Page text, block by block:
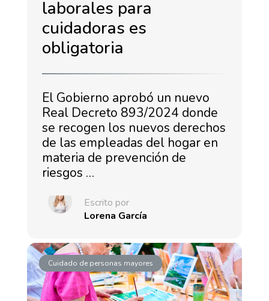
laborales para
cuidadoras es
obligatoria
El Gobierno aprobó un nuevo
Real Decreto 893/2024 donde
se recogen los nuevos derechos
de las empleadas del hogar en
materia de prevención de
riesgos …
Escrito por
Lorena García
Cuidado de personas mayores